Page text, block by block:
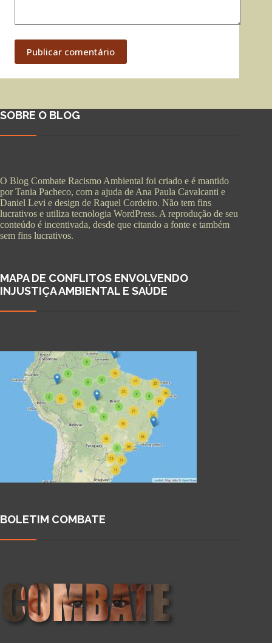
Publicar comentário
SOBRE O BLOG
O Blog Combate Racismo Ambiental foi criado e é mantido
por Tania Pacheco, com a ajuda de Ana Paula Cavalcanti e
Daniel Levi e design de Raquel Cordeiro. Não tem fins
lucrativos e utiliza tecnologia WordPress. A reprodução de seu
conteúdo é incentivada, desde que citando a fonte e também
sem fins lucrativos.
MAPA DE CONFLITOS ENVOLVENDO
INJUSTIÇA AMBIENTAL E SAÚDE
BOLETIM COMBATE